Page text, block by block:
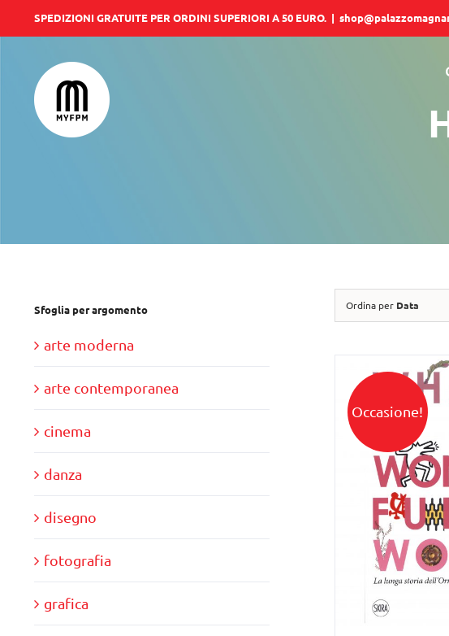
al
contenuto
SPEDIZIONI GRATUITE PER ORDINI SUPERIORI A 50 EURO. |
Ordina per Data
Occasione!
Sfoglia per argomento
arte moderna
arte contemporanea
cinema
danza
disegno
fotografia
grafica